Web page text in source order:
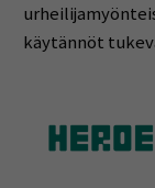
käytännöt